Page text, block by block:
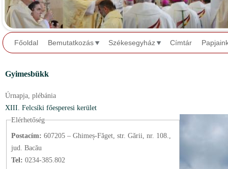
Főoldal Bemutatkozás Székesegyház Címtár
Gyimesbükk
Úrnapja, plébánia
XIII. Felcsíki főesperesi kerület
Elérhetőség
Postacím: 607205 – Ghimeș-Făget, str. Gării, nr. 108.,
jud. Bacău
Tel: 0234-385.802